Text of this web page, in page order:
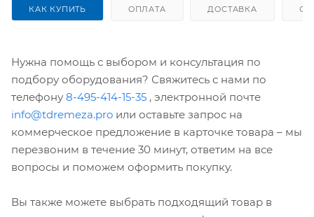
КАК КУПИТЬ ОПЛАТА ДОСТАВКА
Нужна помощь с выбором и консультация по
подбору оборудования? Свяжитесь с нами по
телефону 8-495-414-15-35 , электронной почте
info@tdremeza.pro или оставьте запрос на
коммерческое предложение в карточке товара – мы
перезвоним в течение 30 минут, ответим на все
вопросы и поможем оформить покупку.
Вы также можете выбрать подходящий товар в